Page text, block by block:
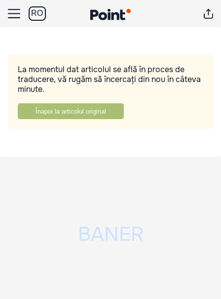
RO
La momentul dat articolul se află în proces de
traducere, vă rugăm să încercați din nou în câteva
minute.
Înapoi la articolul original